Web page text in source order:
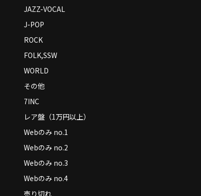
JAZZ-VOCAL
J-POP
ROCK
FOLK,SSW
WORLD
その他
7INC
レア盤（1万円以上）
Webのみ no.1
Webのみ no.2
Webのみ no.3
Webのみ no.4
売り切れ